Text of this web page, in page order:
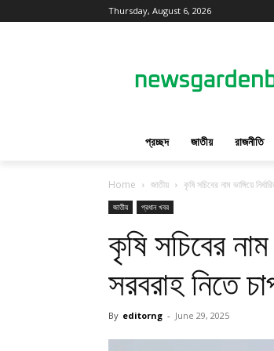
Thursday, August 6, 2026
প্রচ্ছদ জাতীয় রাজনীতি
Home জাতীয় কৃষি সচিবের নাম ভাঙ্গিয়ে
জাতীয় প্রধান খবর
কৃষি সচিবের নাম
সরবরাহ নিতে
By editorng - June 29, 2025